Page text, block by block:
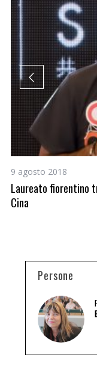
9 agosto 2018
Laureato fiorentino
Cina
Persone